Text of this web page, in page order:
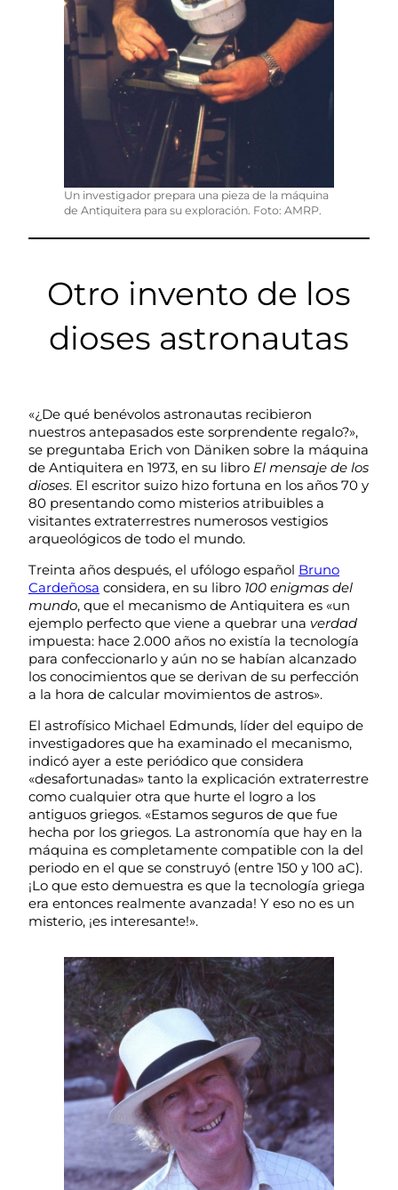
Un investigador prepara una pieza de la máquina
de Antiquitera para su exploración. Foto: AMRP.
Otro invento de los
dioses astronautas
«¿De qué benévolos astronautas recibieron
nuestros antepasados este sorprendente regalo?»,
se preguntaba Erich von Däniken sobre la máquina
de Antiquitera en 1973, en su libro El mensaje de los
dioses. El escritor suizo hizo fortuna en los años 70 y
80 presentando como misterios atribuibles a
visitantes extraterrestres numerosos vestigios
arqueológicos de todo el mundo.
Treinta años después, el ufólogo español Bruno
Cardeñosa considera, en su libro 100 enigmas del
mundo, que el mecanismo de Antiquitera es «un
ejemplo perfecto que viene a quebrar una verdad
impuesta: hace 2.000 años no existía la tecnología
para confeccionarlo y aún no se habían alcanzado
los conocimientos que se derivan de su perfección
a la hora de calcular movimientos de astros».
El astrofísico Michael Edmunds, líder del equipo de
investigadores que ha examinado el mecanismo,
indicó ayer a este periódico que considera
«desafortunadas» tanto la explicación extraterrestre
como cualquier otra que hurte el logro a los
antiguos griegos. «Estamos seguros de que fue
hecha por los griegos. La astronomía que hay en la
máquina es completamente compatible con la del
periodo en el que se construyó (entre 150 y 100 aC).
¡Lo que esto demuestra es que la tecnología griega
era entonces realmente avanzada! Y eso no es un
misterio, ¡es interesante!».